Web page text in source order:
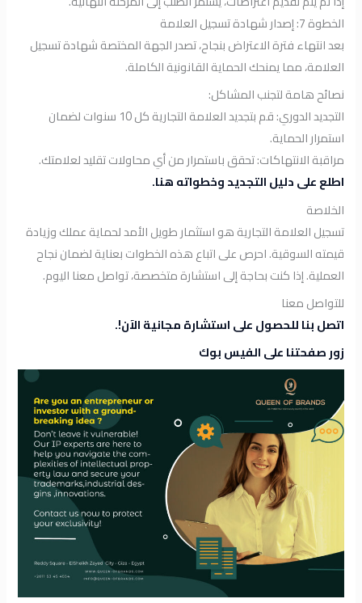
الخطوة 7: إصدار شهادة تسجيل العلامة
بعد انتهاء فترة الاعتراض بنجاح، تصدر الجهة المختصة شهادة تسجيل
العلامة، مما يمنحك الحماية القانونية الكاملة.
نصائح هامة لتجنب المشاكل:
التجديد الدوري: قم بتجديد العلامة التجارية كل 10 سنوات لضمان
استمرار الحماية.
مراقبة الانتهاكات: تحقق باستمرار من أي محاولات تقليد لعلامتك.
اطلع على دليل التجديد وخطواته هنا.
الخلاصة
تسجيل العلامة التجارية هو استثمار طويل الأمد لحماية عملك وزيادة
قيمته السوقية. احرص على اتباع هذه الخطوات بعناية لضمان نجاح
العملية. إذا كنت بحاجة إلى استشارة متخصصة، تواصل معنا اليوم.
للتواصل معنا
اتصل بنا للحصول على استشارة مجانية الآن!.
زور صفحتنا على الفيس بوك